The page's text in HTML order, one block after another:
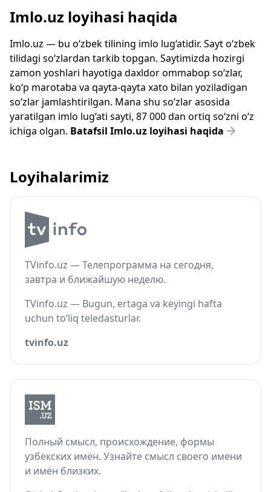
Imlo.uz loyihasi haqida
Imlo.uz — bu o‘zbek tilining imlo lug‘atidir. Sayt o‘zbek
tilidagi so‘zlardan tarkib topgan. Saytimizda hozirgi
zamon yoshlari hayotiga daxldor ommabop so‘zlar,
ko‘p marotaba va qayta-qayta xato bilan yoziladigan
so‘zlar jamlashtirilgan. Mana shu so‘zlar asosida
yaratilgan imlo lug‘ati sayti, 87 000 dan ortiq so‘zni o‘z
ichiga olgan. Batafsil Imlo.uz loyihasi haqida
Loyihalarimiz
TVinfo.uz — Телепрограмма на сегодня,
завтра и ближайшую неделю.
TVinfo.uz — Bugun, ertaga va keyingi hafta
uchun to‘liq teledasturlar.
tvinfo.uz
Полный смысл, происхождение, формы
узбекских имён. Узнайте смысл своего имени
и имён близких.